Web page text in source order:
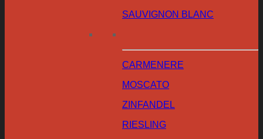
SAUVIGNON BLANC
CARMENERE
MOSCATO
ZINFANDEL
RIESLING